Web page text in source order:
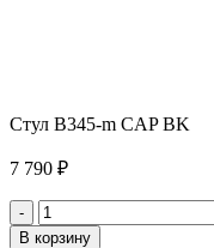
Стул B345-m CAP BK
7 790 ₽
-
В корзину